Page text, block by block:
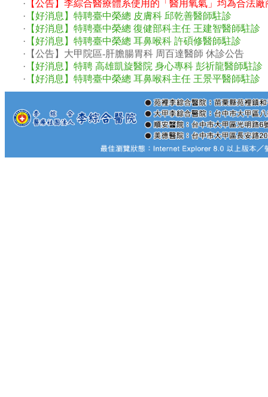
· 【公告】李綜合醫療體系使用的「醫用氧氣」均為合法廠
· 【好消息】特聘臺中榮總 皮膚科 邱乾善醫師駐診
· 【好消息】特聘臺中榮總 復健部科主任 王建智醫師駐診
· 【好消息】特聘臺中榮總 耳鼻喉科 許碩修醫師駐診
· 【公告】大甲院區-肝膽腸胃科 周百達醫師 休診公告
· 【好消息】特聘 高雄凱旋醫院 身心專科 彭祈龍醫師駐診
· 【好消息】特聘臺中榮總 耳鼻喉科主任 王景平醫師駐診